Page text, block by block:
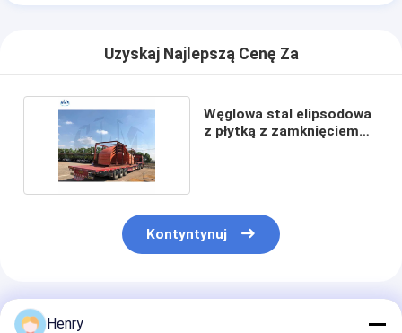
Uzyskaj Najlepszą Cenę Za
Węglowa stal elipsodowa
z płytką z zamknięciem
Kontyntynuj
Polecane Produkty
Henry